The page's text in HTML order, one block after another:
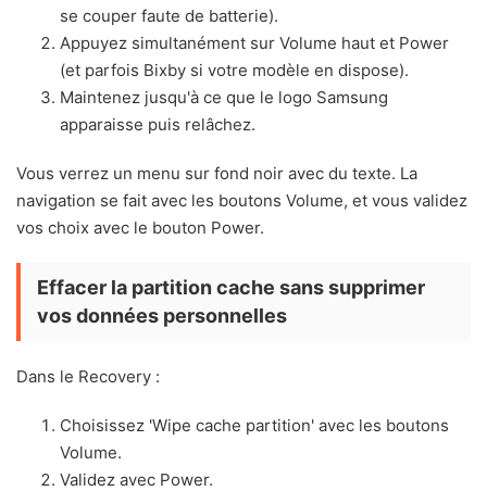
se couper faute de batterie).
Appuyez simultanément sur Volume haut et Power
(et parfois Bixby si votre modèle en dispose).
Maintenez jusqu'à ce que le logo Samsung
apparaisse puis relâchez.
Vous verrez un menu sur fond noir avec du texte. La
navigation se fait avec les boutons Volume, et vous validez
vos choix avec le bouton Power.
Effacer la partition cache sans supprimer
vos données personnelles
Dans le Recovery :
Choisissez 'Wipe cache partition' avec les boutons
Volume.
Validez avec Power.